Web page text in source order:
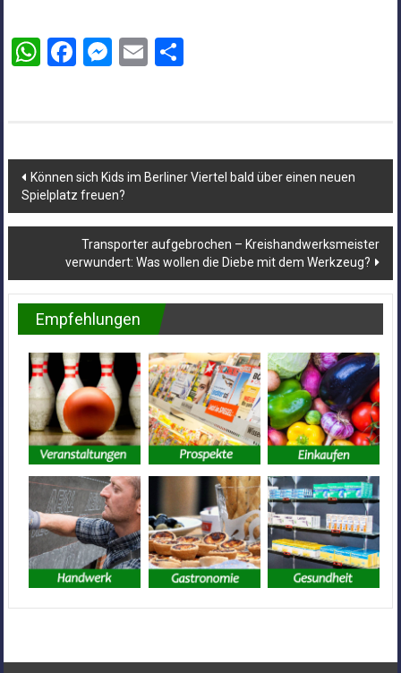
WhatsApp
Facebook
Messenger
Email
Beitragsnavigation
Können sich Kids im Berliner Viertel bald über einen neuen
Spielplatz freuen?
Transporter aufgebrochen – Kreishandwerksmeister
verwundert: Was wollen die Diebe mit dem Werkzeug?
Empfehlungen